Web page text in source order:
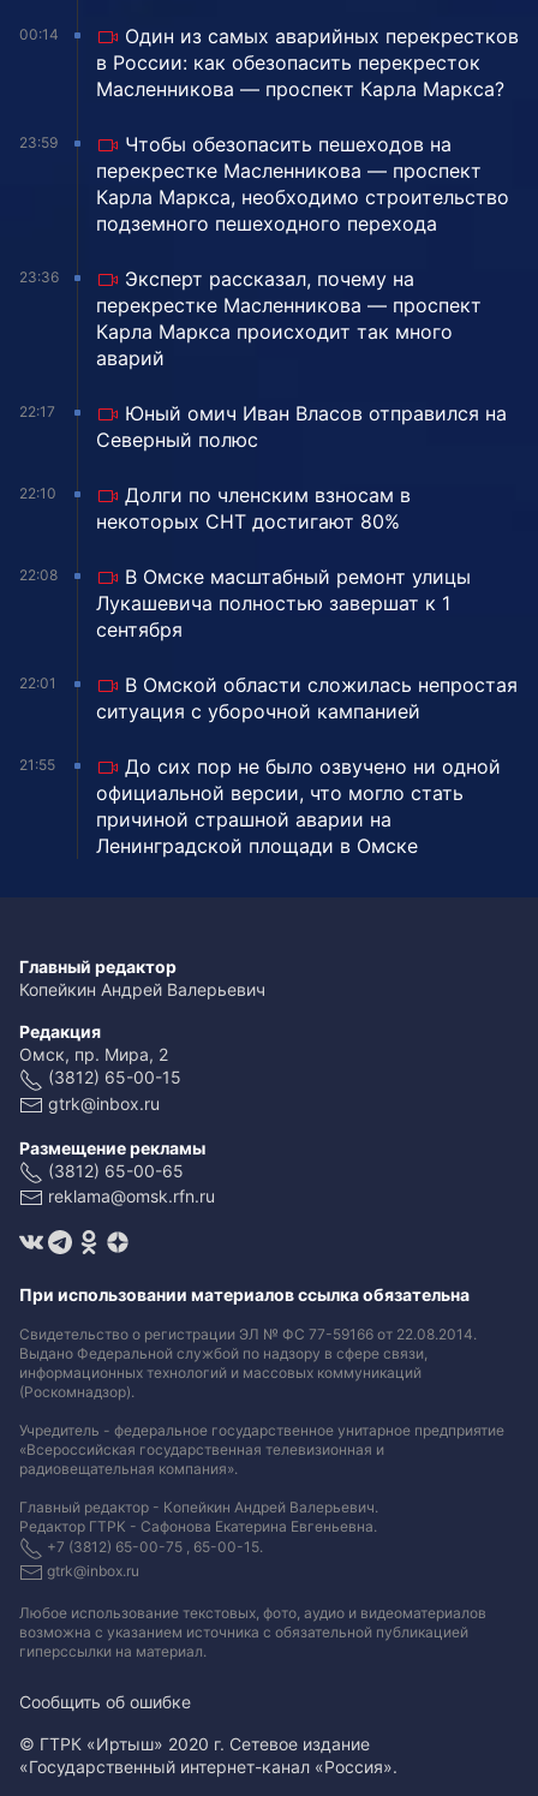
00:14
Один из самых аварийных перекрестков
в России: как обезопасить перекресток
Масленникова — проспект Карла Маркса?
23:59
Чтобы обезопасить пешеходов на
перекрестке Масленникова — проспект
Карла Маркса, необходимо строительство
подземного пешеходного перехода
23:36
Эксперт рассказал, почему на
перекрестке Масленникова — проспект
Карла Маркса происходит так много
аварий
22:17
Юный омич Иван Власов отправился на
Северный полюс
22:10
Долги по членским взносам в
некоторых СНТ достигают 80%
22:08
В Омске масштабный ремонт улицы
Лукашевича полностью завершат к 1
сентября
22:01
В Омской области сложилась непростая
ситуация с уборочной кампанией
21:55
До сих пор не было озвучено ни одной
официальной версии, что могло стать
причиной страшной аварии на
Ленинградской площади в Омске
Главный редактор
Копейкин Андрей Валерьевич
Редакция
Омск, пр. Мира, 2
(3812) 65-00-15
gtrk@inbox.ru
Размещение рекламы
(3812) 65-00-65
reklama@omsk.rfn.ru
При использовании материалов ссылка обязательна
Свидетельство о регистрации ЭЛ № ФС 77-59166 от 22.08.2014.
Выдано Федеральной службой по надзору в сфере связи,
информационных технологий и массовых коммуникаций
(Роскомнадзор).
Учредитель - федеральное государственное унитарное предприятие
«Всероссийская государственная телевизионная и
радиовещательная компания».
Главный редактор - Копейкин Андрей Валерьевич.
Редактор ГТРК - Сафонова Екатерина Евгеньевна.
+7 (3812) 65-00-75 , 65-00-15.
gtrk@inbox.ru
Любое использование текстовых, фото, аудио и видеоматериалов
возможна с указанием источника с обязательной публикацией
гиперссылки на материал.
Сообщить об ошибке
© ГТРК «Иртыш» 2020 г. Сетевое издание
«Государственный интернет-канал «Россия».